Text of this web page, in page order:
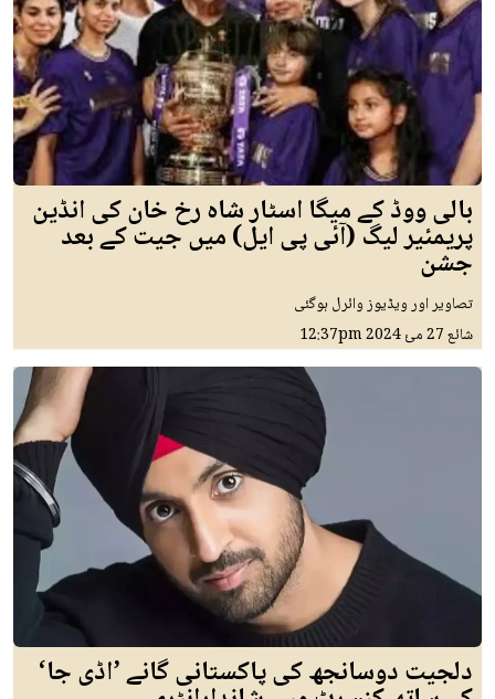
بالی ووڈ کے میگا اسٹار شاہ رخ خان کی انڈین
پریمئیر لیگ (آئی پی ایل) میں جیت کے بعد
جشن
تصاویر اور ویڈیوز وائرل ہوگئی
شائع27 مئ 2024 12:37pm
دلجیت دوسانجھ کی پاکستانی گانے ’اڈی جا‘